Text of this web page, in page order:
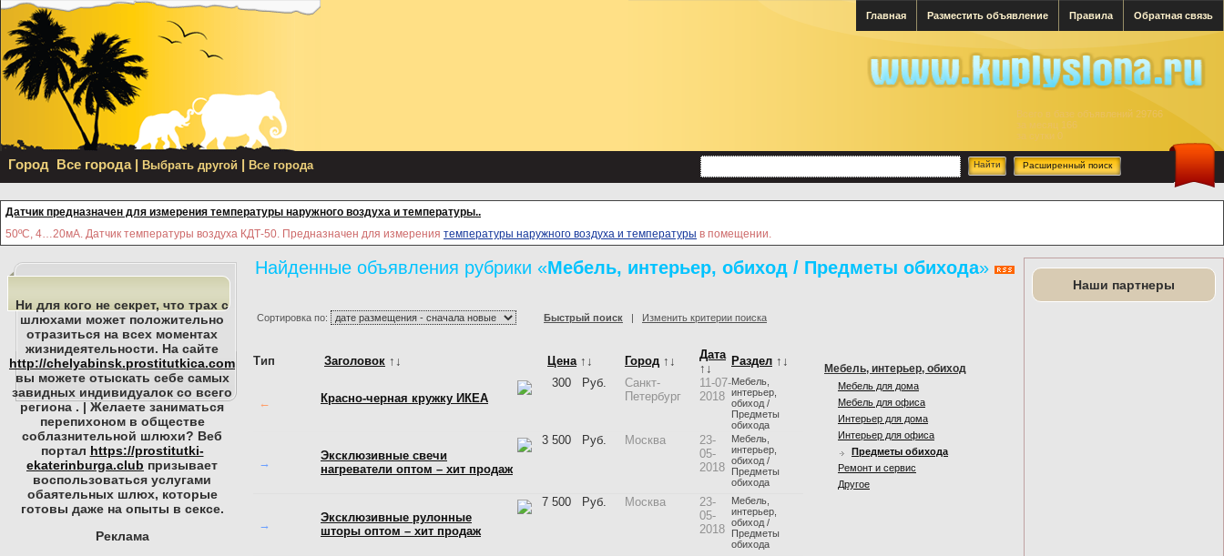
Главная Разместить объявление Правила Обратная связь
Всего в базе объявлений 29766
за месяц 166
за сутки 0
Город Все города | Выбрать другой | Все города Расширенный поиск
Датчик предназначен для измерения температуры наружного воздуха и температуры..
50ºС, 4…20мА. Датчик температуры воздуха КДТ-50. Предназначен для измерения температуры наружного воздуха и температуры в помещении.
Наши партнеры
Ни для кого не секрет, что трах с
шлюхами может положительно
отразиться на всех моментах
жизнидеятельности. На сайте
http://chelyabinsk.prostitutkica.com
вы можете отыскать себе самых
завидных индивидуалок со всего
региона . | Желаете заниматься
перепихоном в обществе
соблазнительной шлюхи? Веб
портал https://prostitutki-
ekaterinburga.club призывает
воспользоваться услугами
обаятельных шлюх, которые
готовы даже на опыты в сексе.
Реклама
Найденные объявления рубрики «Мебель, интерьер, обиход / Предметы обихода»
Сортировка по: Быстрый поиск | Изменить критерии поиска
Тип Заголовок ↑↓ Цена ↑↓ Город ↑↓
Дата
↑↓
Раздел ↑↓
← Красно-черная кружку ИКЕА
Руб.
300
Санкт-
Петербург
11-07-
2018
Мебель,
интерьер,
обиход /
Предметы
обихода
→
Эксклюзивные свечи
нагреватели оптом – хит продаж
Руб.
3 500 Москва
23-
05-
2018
Мебель,
интерьер,
обиход /
Предметы
обихода
→
Эксклюзивные рулонные
шторы оптом – хит продаж
Руб.
7 500 Москва
23-
05-
2018
Мебель,
интерьер,
обиход /
Предметы
обихода
Мебель, интерьер, обиход
Мебель для дома
Мебель для офиса
Интерьер для дома
Интерьер для офиса
Предметы обихода
Ремонт и сервис
Другое